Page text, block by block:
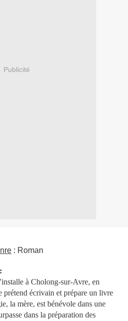
Publicité
: Roman
:
à Cholong-sur-Avre, en
prétend écrivain et prépare un livre
la mère, est bénévole dans une
dans la préparation des